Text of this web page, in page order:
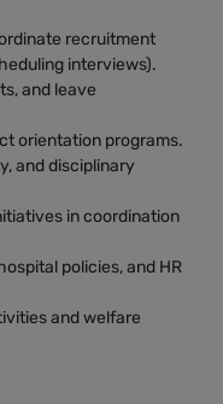
recruitment
interviews).
and leave
orientation programs.
and disciplinary
in coordination
policies, and HR
and welfare